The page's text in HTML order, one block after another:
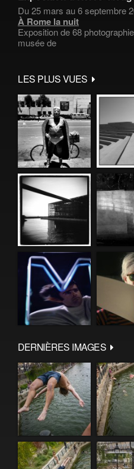
Du 25 mars au 6 septembre
À Rome la nuit
Exposition de 68
musée de
LES PLUS VUES
DERNIÈRES IMAGES